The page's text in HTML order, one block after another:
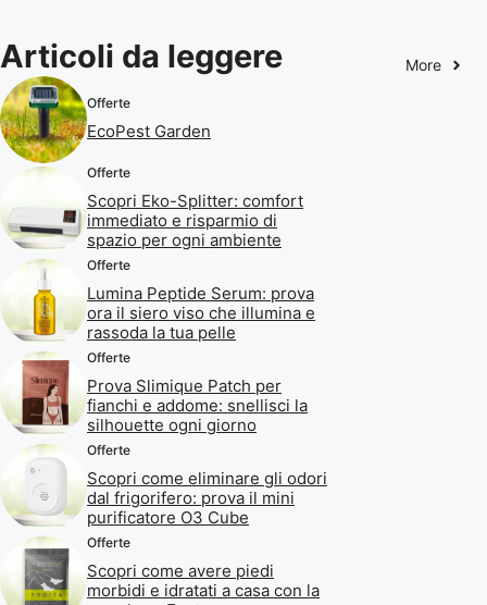
Articoli da leggere More
Offerte
EcoPest Garden
Offerte
Scopri Eko-Splitter: comfort
immediato e risparmio di
spazio per ogni ambiente
Offerte
Lumina Peptide Serum: prova
ora il siero viso che illumina e
rassoda la tua pelle
Offerte
Prova Slimique Patch per
fianchi e addome: snellisci la
silhouette ogni giorno
Offerte
Scopri come eliminare gli odori
dal frigorifero: prova il mini
purificatore O3 Cube
Offerte
Scopri come avere piedi
morbidi e idratati a casa con la